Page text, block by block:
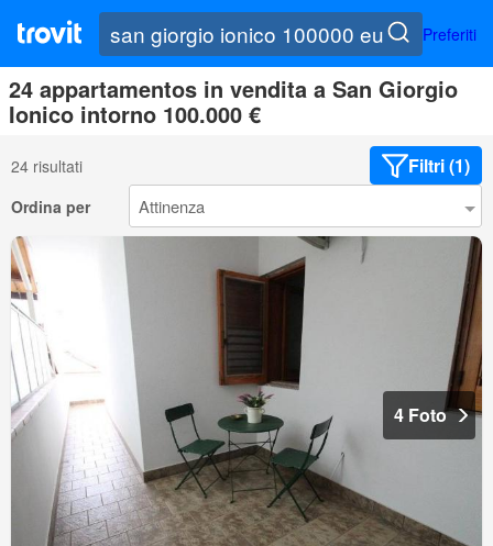
Preferiti
24 appartamentos in vendita a San Giorgio
Ionico intorno 100.000 €
24 risultati Filtri (1)
Ordina per
4 Foto